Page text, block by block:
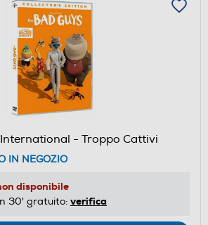
- Troppo Cattivi
IN NEGOZIO
disponibile
30' gratuito: verifica